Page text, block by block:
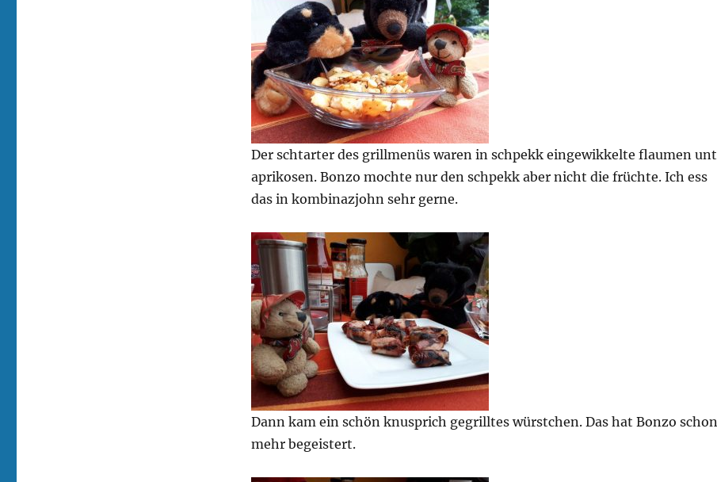
Der schtarter des grillmenüs waren in schpekk eingewikkelte flaumen unt
aprikosen. Bonzo mochte nur den schpekk aber nicht die früchte. Ich ess
das in kombinazjohn sehr gerne.
Dann kam ein schön knusprich gegrilltes würstchen. Das hat Bonzo schon
mehr begeistert.